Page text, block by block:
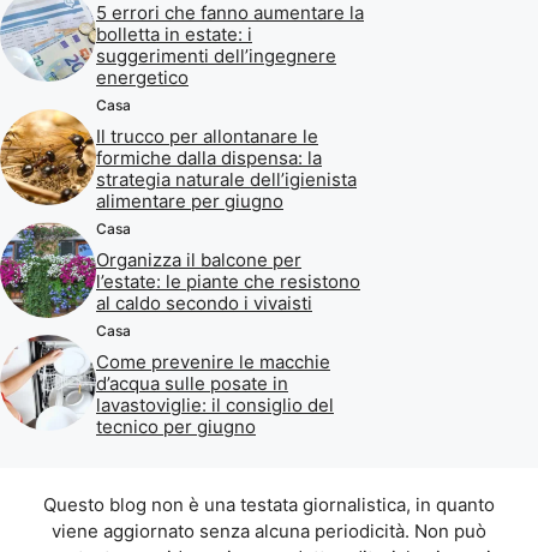
5 errori che fanno aumentare la
bolletta in estate: i
suggerimenti dell’ingegnere
energetico
Casa
Il trucco per allontanare le
formiche dalla dispensa: la
strategia naturale dell’igienista
alimentare per giugno
Casa
Organizza il balcone per
l’estate: le piante che resistono
al caldo secondo i vivaisti
Casa
Come prevenire le macchie
d’acqua sulle posate in
lavastoviglie: il consiglio del
tecnico per giugno
Questo blog non è una testata giornalistica, in quanto
viene aggiornato senza alcuna periodicità. Non può